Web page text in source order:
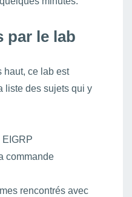
par le lab
haut, ce lab est
liste des sujets qui y
commande
rencontrés avec